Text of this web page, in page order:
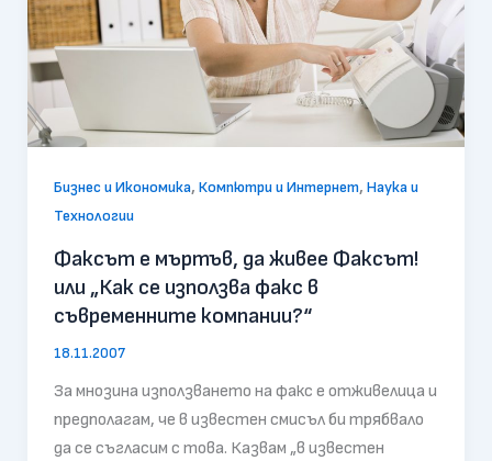
Бизнес и Икономика, Компютри и Интернет, Наука и
Технологии
Факсът е мъртъв, да живее Факсът!
или „Как се използва факс в
съвременните компании?“
18.11.2007
За мнозина използването на факс е отживелица и
предполагам, че в известен смисъл би трябвало
да се съгласим с това. Казвам „в известен